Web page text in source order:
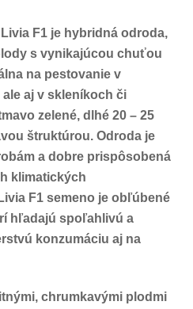
F1 je hybridná odroda,
s vynikajúcou chuťou
na pestovanie v
aj v skleníkoch či
zelené, dlhé 20 – 25
štruktúrou. Odroda je
a dobre prispôsobená
klimatických
F1 semeno je obľúbené
hľadajú spoľahlivú a
konzumáciu aj na
chrumkavými plodmi